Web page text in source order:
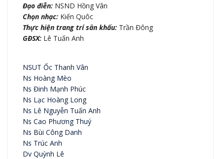
Đạo điễn: NSND Hồng Vân
Chọn nhạc: Kiến Quôc
Thực hiện trang trí sân khấu: Trần Đông
GĐSX: Lê Tuấn Anh
NSUT Ốc Thanh Vân
Ns Hoàng Mèo
Ns Đinh Mạnh Phúc
Ns Lạc Hoàng Long
Ns Lê Nguyễn Tuấn Anh
Ns Cao Phương Thuý
Ns Bùi Công Danh
Ns Trúc Anh
Dv Quỳnh Lê